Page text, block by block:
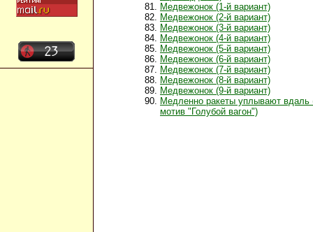
Медвежонок (1-й вариант)
Медвежонок (2-й вариант)
Медвежонок (3-й вариант)
Медвежонок (4-й вариант)
Медвежонок (5-й вариант)
Медвежонок (6-й вариант)
Медвежонок (7-й вариант)
Медвежонок (8-й вариант)
Медвежонок (9-й вариант)
Медленно ракеты уплывают вдаль
мотив "Голубой вагон")